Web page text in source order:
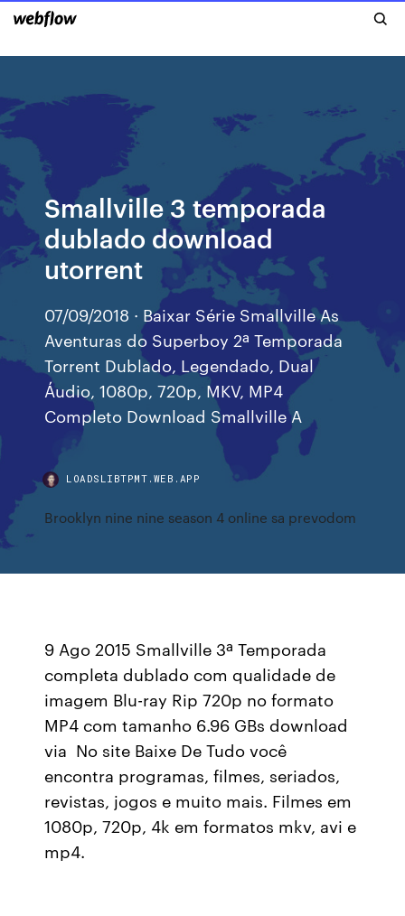
Smallville 3 temporada
dublado download
utorrent
07/09/2018 · Baixar Série Smallville As
Aventuras do Superboy 2ª Temporada
Torrent Dublado, Legendado, Dual
Áudio, 1080p, 720p, MKV, MP4
Completo Download Smallville A
LOADSLIBTPMT.WEB.APP
Brooklyn nine nine season 4 online sa prevodom
9 Ago 2015 Smallville 3ª Temporada
completa dublado com qualidade de
imagem Blu-ray Rip 720p no formato
MP4 com tamanho 6.96 GBs download
via No site Baixe De Tudo você
encontra programas, filmes, seriados,
revistas, jogos e muito mais. Filmes em
1080p, 720p, 4k em formatos mkv, avi e
mp4.